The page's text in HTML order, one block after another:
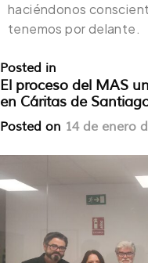
haciéndonos
tenemos por delante.
Posted in
El proceso del MAS
en Cáritas de
Posted on 14 de enero